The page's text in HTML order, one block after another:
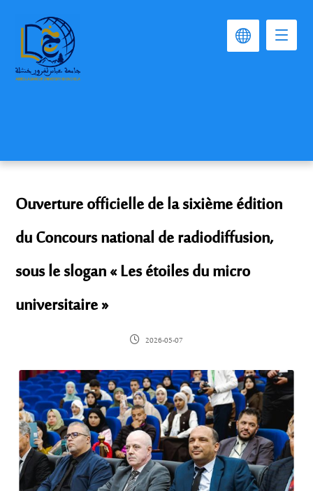
Ouverture officielle de la sixième édition
du Concours national de radiodiffusion,
sous le slogan « Les étoiles du micro
universitaire »
2026-05-07